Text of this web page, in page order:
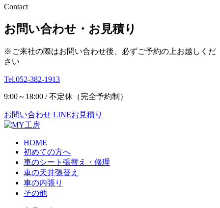
Contact
お問い合わせ・お見積り
※ご来社の際はお問い合わせ後、必ずご予約の上お越しくだ
さい
Tel.052-382-1913
9:00～18:00 / 不定休（完全予約制）
お問い合わせ LINEお見積り
HOME
初めての方へ
車のシート張替え・修理
車の天井張替え
車の内張り
その他